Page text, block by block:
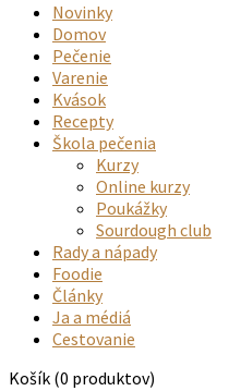
Novinky
Domov
Pečenie
Varenie
Kvások
Recepty
Škola pečenia
Kurzy
Online kurzy
Poukážky
Sourdough club
Rady a nápady
Foodie
Články
Ja a médiá
Cestovanie
Košík (0 produktov)